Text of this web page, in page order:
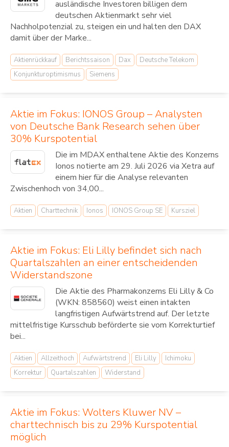
ausländische Investoren billigen dem
deutschen Aktienmarkt sehr viel
Nachholpotenzial zu, steigen ein und halten den DAX
damit über der Marke...
Aktienrückkauf Berichtssaison Dax
Deutsche Telekom
Konjunkturoptimismus
Siemens
Aktie im Fokus: IONOS Group – Analysten
von Deutsche Bank Research sehen über
30% Kurspotential
Die im MDAX enthaltene Aktie des Konzerns
Ionos notierte am 29. Juli 2026 via Xetra auf
einem hier für die Analyse relevanten
Zwischenhoch von 34,00...
Aktien Charttechnik Ionos IONOS Group SE Kursziel
Aktie im Fokus: Eli Lilly befindet sich nach
Quartalszahlen an einer entscheidenden
Widerstandszone
Die Aktie des Pharmakonzerns Eli Lilly & Co
(WKN: 858560) weist einen intakten
langfristigen Aufwärtstrend auf. Der letzte
mittelfristige Kursschub beförderte sie vom Korrekturtief
bei...
Aktien Allzeithoch Aufwärtstrend Eli Lilly
Ichimoku
Korrektur
Quartalszahlen Widerstand
Aktie im Fokus: Wolters Kluwer NV –
charttechnisch bis zu 29% Kurspotential
möglich